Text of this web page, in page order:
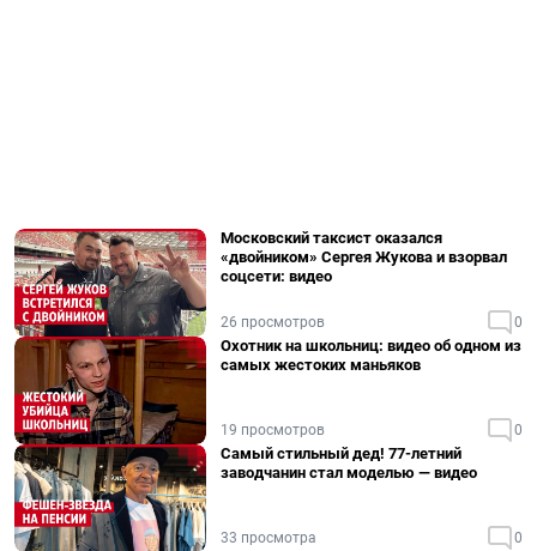
Московский таксист оказался
«двойником» Сергея Жукова и взорвал
соцсети: видео
26 просмотров 0
Охотник на школьниц: видео об одном из
самых жестоких маньяков
19 просмотров 0
Самый стильный дед! 77-летний
заводчанин стал моделью — видео
33 просмотра 0